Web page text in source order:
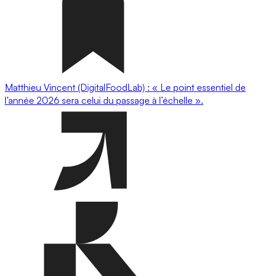
Matthieu Vincent (DigitalFoodLab) : « Le point essentiel de
l’année 2026 sera celui du passage à l’échelle ».